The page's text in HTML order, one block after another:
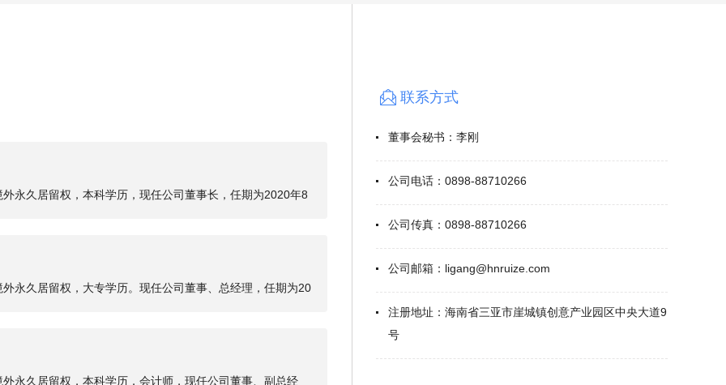
永久居留权，本科学历，现任公司董事长，任期为2020年8
永久居留权，大专学历。现任公司董事、总经理，任期为20
怀集瑞泽水泥有限公司任总经理助理，2013年11月正式加
永久居留权，本科学历，会计师，现任公司董事、副总经
联系方式
董事会秘书： 李刚
公司电话： 0898-88710266
公司传真： 0898-88710266
公司邮箱： ligang@hnruize.com
注册地址： 海南省三亚市崖城镇创意产业园区中央大道9
号